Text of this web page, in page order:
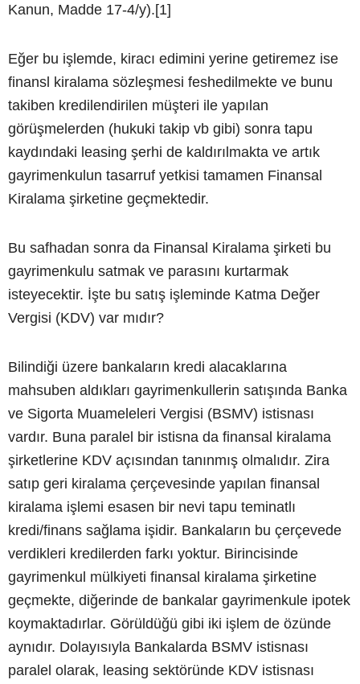
Kanun, Madde 17-4/y).[1]
Eğer bu işlemde, kiracı edimini yerine getiremez ise
finansl kiralama sözleşmesi feshedilmekte ve bunu
takiben kredilendirilen müşteri ile yapılan
görüşmelerden (hukuki takip vb gibi) sonra tapu
kaydındaki leasing şerhi de kaldırılmakta ve artık
gayrimenkulun tasarruf yetkisi tamamen Finansal
Kiralama şirketine geçmektedir.
Bu safhadan sonra da Finansal Kiralama şirketi bu
gayrimenkulu satmak ve parasını kurtarmak
isteyecektir. İşte bu satış işleminde Katma Değer
Vergisi (KDV) var mıdır?
Bilindiği üzere bankaların kredi alacaklarına
mahsuben aldıkları gayrimenkullerin satışında Banka
ve Sigorta Muameleleri Vergisi (BSMV) istisnası
vardır. Buna paralel bir istisna da finansal kiralama
şirketlerine KDV açısından tanınmış olmalıdır. Zira
satıp geri kiralama çerçevesinde yapılan finansal
kiralama işlemi esasen bir nevi tapu teminatlı
kredi/finans sağlama işidir. Bankaların bu çerçevede
verdikleri kredilerden farkı yoktur. Birincisinde
gayrimenkul mülkiyeti finansal kiralama şirketine
geçmekte, diğerinde de bankalar gayrimenkule ipotek
koymaktadırlar. Görüldüğü gibi iki işlem de özünde
aynıdır. Dolayısıyla Bankalarda BSMV istisnası
paralel olarak, leasing sektöründe KDV istisnası